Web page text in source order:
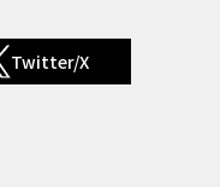
Twitter/X